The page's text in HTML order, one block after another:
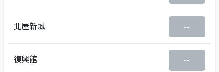
北屋新城 --
復興館 --